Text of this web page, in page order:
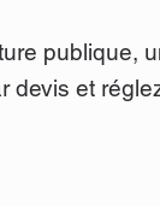
publique,
devis et